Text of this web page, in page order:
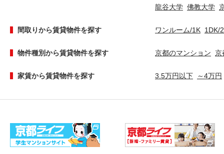
龍谷大学 佛教大学
間取りから賃貸物件を探す ワンルーム/1K 1DK/
物件種別から賃貸物件を探す 京都のマンション 京
家賃から賃貸物件を探す 3.5万円以下 ～4万円